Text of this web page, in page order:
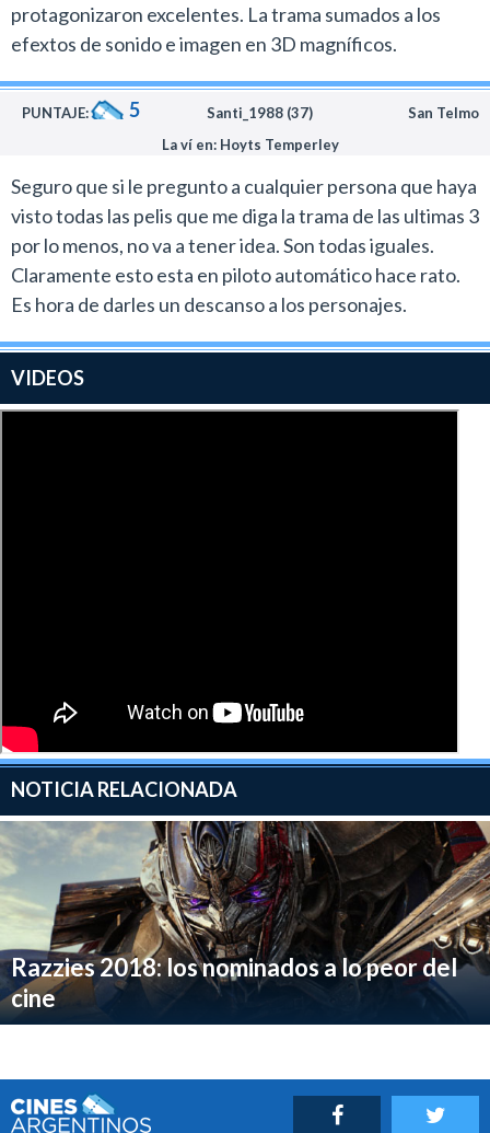
protagonizaron excelentes. La trama sumados a los
efextos de sonido e imagen en 3D magníficos.
PUNTAJE: 5 Santi_1988 (37)
San Telmo
La ví en: Hoyts Temperley
Seguro que si le pregunto a cualquier persona que haya
visto todas las pelis que me diga la trama de las ultimas 3
por lo menos, no va a tener idea. Son todas iguales.
Claramente esto esta en piloto automático hace rato.
Es hora de darles un descanso a los personajes.
VIDEOS
NOTICIA RELACIONADA
Razzies 2018: los nominados a lo peor del
cine